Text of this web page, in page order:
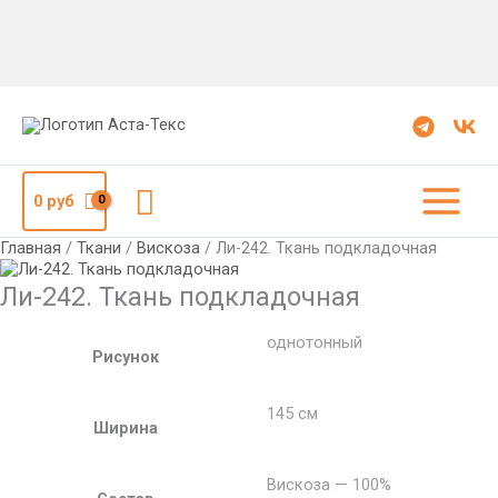
0руб Поиск
Главная / Ткани / Вискоза / Ли-242. Ткань подкладочная
Ли-242. Ткань подкладочная
Рисунок
однотонный
Ширина
145 см
Вискоза — 100%